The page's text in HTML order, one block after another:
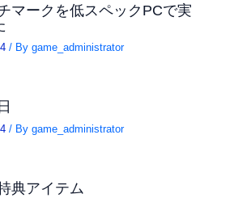
マークを低スペックPCで実
/ Bygame_administrator
/ Bygame_administrator
典アイテム